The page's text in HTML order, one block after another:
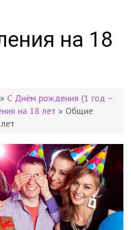
на 18
» С Днём рождения (1 год –
на 18 лет » Общие